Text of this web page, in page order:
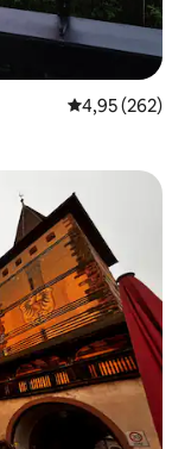
Середня
4,95 (262)